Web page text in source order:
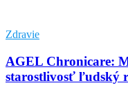
Zdravie
AGEL Chronicare:
starostlivosť ľudský